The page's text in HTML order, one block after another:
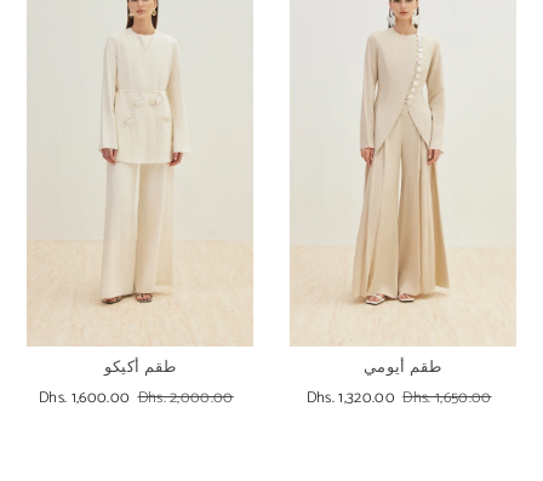
طقم أكيكو
Dhs. 1,600.00 Dhs. 2,000.00
طقم أيومي
Dhs. 1,320.00 Dhs. 1,650.00